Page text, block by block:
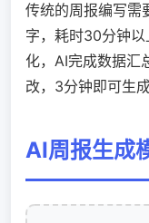
传统的周报编写需
字，耗时30分钟
化，AI完成数据汇
改，3分钟即可生
AI周报生成